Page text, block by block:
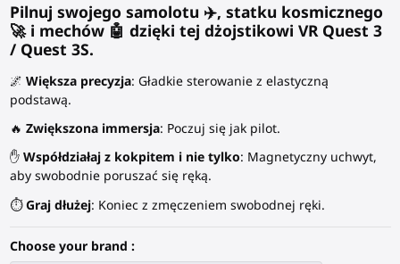
Pilnuj swojego samolotu ✈️, statku kosmicznego
🚀 i mechów 🤖 dzięki tej dżojstikowi VR Quest 3
/ Quest 3S.
🌌 Większa precyzja: Gładkie sterowanie z elastyczną
podstawą.
🔥 Zwiększona immersja: Poczuj się jak pilot.
✋ Współdziałaj z kokpitem i nie tylko: Magnetyczny uchwyt,
aby swobodnie poruszać się ręką.
⏱️Graj dłużej: Koniec z zmęczeniem swobodnej ręki.
Choose your brand :